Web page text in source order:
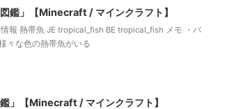
鑑」【Minecraft / マインクラフト】
報 熱帯魚 JE tropical_fish BE tropical_fish メモ ・バ
々な色の熱帯魚がいる
」【Minecraft / マインクラフト】